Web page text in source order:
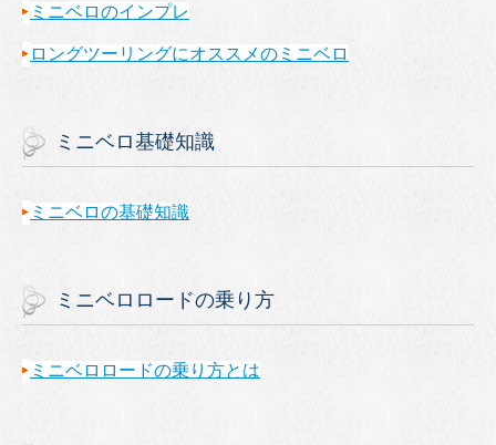
ミニベロのインプレ
ロングツーリングにオススメのミニベロ
ミニベロ基礎知識
ミニベロの基礎知識
ミニベロロードの乗り方
ミニベロロードの乗り方とは